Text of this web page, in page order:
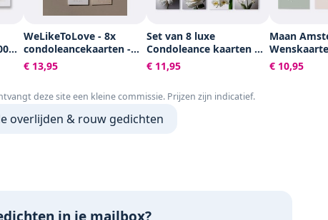
of
WeLikeToLove - 8x
condoleancekaarten -
Rouwkaarten -
condoleance kaarten
Troost
€ 13,95
Set van 8 luxe
Condoleance kaarten A6
Dubbelgevouwen -
Rouwkaarten -
Condoleancekaarten -
Set condoleance kaarten
- condoleance kaarten
€ 11,95
Maan
Set van 6
€ 10,95
deze site een kleine commissie. Prijzen zijn indicatief.
overlijden & rouw gedichten
in je mailbox?